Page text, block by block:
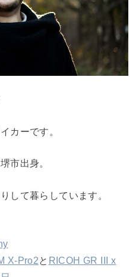
カーです。
市出身。
して暮らしています。
X-Pro2と RICOH GR III x